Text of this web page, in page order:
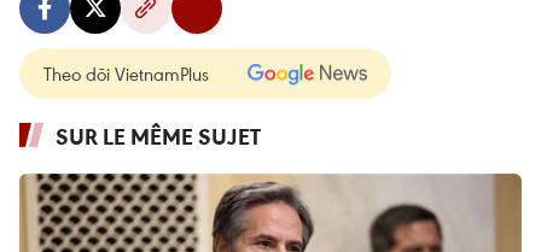
Theo dõi VietnamPlus
SUR LE MÊME SUJET